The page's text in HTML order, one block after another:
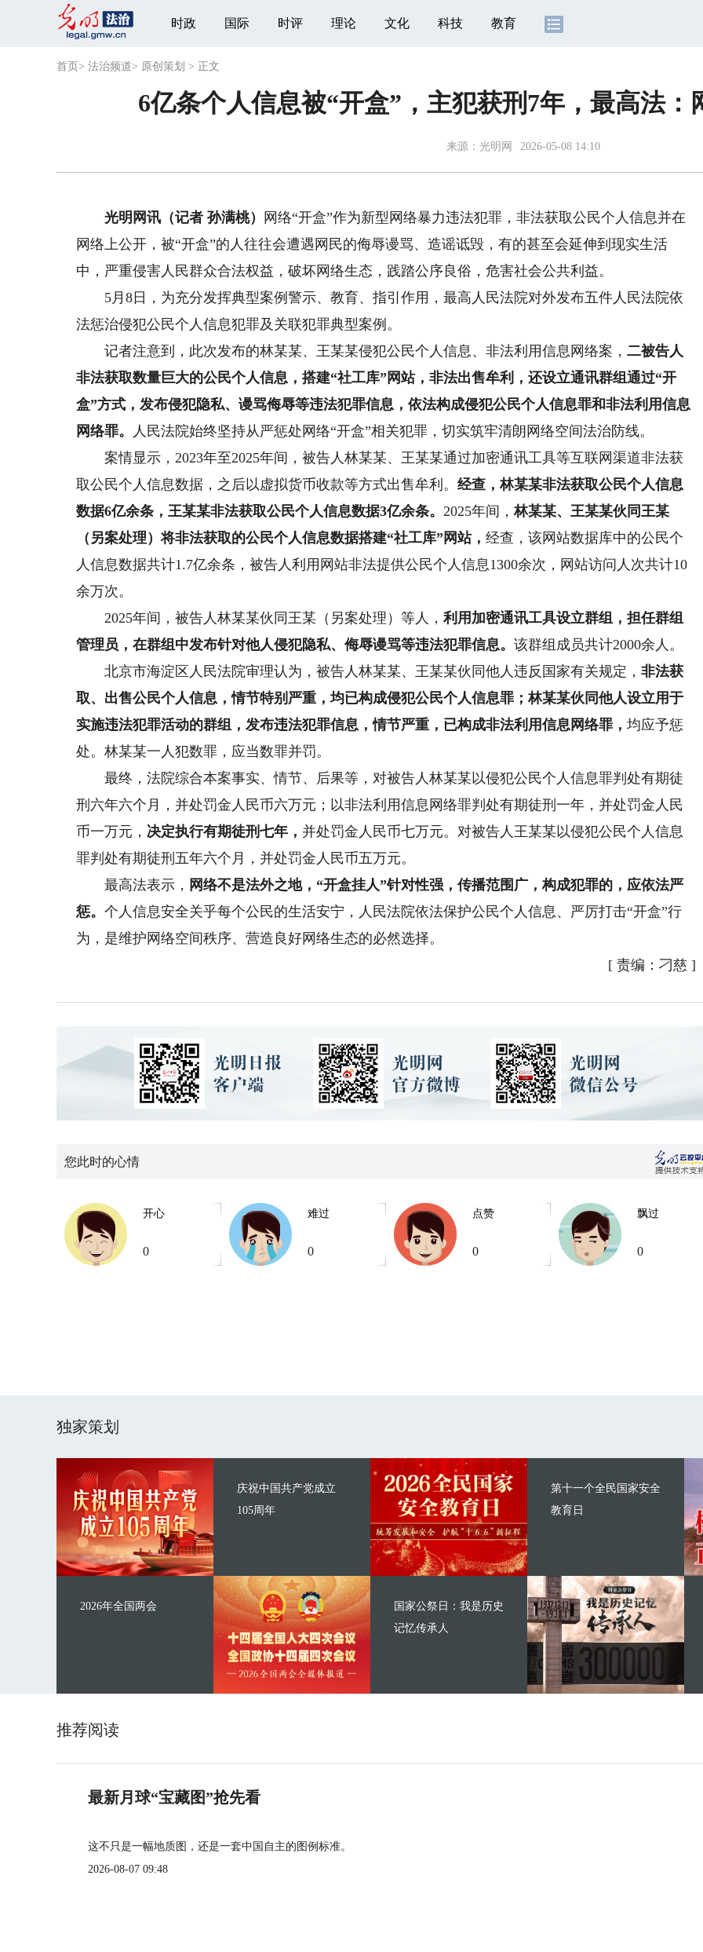
时政 国际 时评 理论 文化 科技 教育
首页 > 法治频道> 原创策划 > 正文
6亿条个人信息被“开盒”，主犯获刑7年，最高法：
来源： 光明网 2026-05-08 14:10
光明网讯（记者 孙满桃）
网络“开盒”作为新型网络暴力违法犯罪，非法获取公民个人信息并在
网络上公开，被“开盒”的人往往会遭遇网民的侮辱谩骂、造谣诋毁，有的甚至会延伸到现实生活
中，严重侵害人民群众合法权益，破坏网络生态，践踏公序良俗，危害社会公共利益。
5月8日，为充分发挥典型案例警示、教育、指引作用，最高人民法院对外发布五件人民法院依
法惩治侵犯公民个人信息犯罪及关联犯罪典型案例。
记者注意到，此次发布的林某某、王某某侵犯公民个人信息、非法利用信息网络案，二被告人
非法获取数量巨大的公民个人信息，搭建“社工库”网站，非法出售牟利，还设立通讯群组通过“开
盒”方式，发布侵犯隐私、谩骂侮辱等违法犯罪信息，依法构成侵犯公民个人信息罪和非法利用信息
网络罪。
人民法院始终坚持从严惩处网络“开盒”相关犯罪，切实筑牢清朗网络空间法治防线。
案情显示，2023年至2025年间，被告人林某某、王某某通过加密通讯工具等互联网渠道非法获
取公民个人信息数据，之后以虚拟货币收款等方式出售牟利。经查，林某某非法获取公民个人信息
数据6亿余条，王某某非法获取公民个人信息数据3亿余条。2025年间，林某某、王某某伙同王某
（另案处理）将非法获取的公民个人信息数据搭建“社工库”网站，经查，该网站数据库中的公民个
人信息数据共计1.7亿余条，被告人利用网站非法提供公民个人信息1300余次，网站访问人次共计10
余万次。
2025年间，被告人林某某伙同王某（另案处理）等人，利用加密通讯工具设立群组，担任群组
管理员，在群组中发布针对他人侵犯隐私、侮辱谩骂等违法犯罪信息。该群组成员共计2000余人。
北京市海淀区人民法院审理认为，被告人林某某、王某某伙同他人违反国家有关规定，非法获
取、出售公民个人信息，情节特别严重，均已构成侵犯公民个人信息罪；林某某伙同他人设立用于
实施违法犯罪活动的群组，发布违法犯罪信息，情节严重，已构成非法利用信息网络罪，均应予惩
处。林某某一人犯数罪，应当数罪并罚。
最终，法院综合本案事实、情节、后果等，对被告人林某某以侵犯公民个人信息罪判处有期徒
刑六年六个月，并处罚金人民币六万元；以非法利用信息网络罪判处有期徒刑一年，并处罚金人民
币一万元，决定执行有期徒刑七年， 并处罚金人民币七万元。对被告人王某某以侵犯公民个人信息
罪判处有期徒刑五年六个月，并处罚金人民币五万元。
最高法表示， 网络不是法外之地，“开盒挂人”针对性强，传播范围广，构成犯罪的，应依法严
惩。个人信息安全关乎每个公民的生活安宁，人民法院依法保护公民个人信息、严厉打击“开盒”行
为，是维护网络空间秩序、营造良好网络生态的必然选择。
[ 责编：刁慈 ]
您此时的心情
开心
0
难过
0
点赞
0
飘过
0
独家策划
庆祝中国共产党成立
105周年
2026年全国两会
第十一个全民国家安全
教育日
国家公祭日：我是历史
记忆传承人
推荐阅读
最新月球“宝藏图”抢先看
这不只是一幅地质图，还是一套中国自主的图例标准。
2026-08-07 09:48